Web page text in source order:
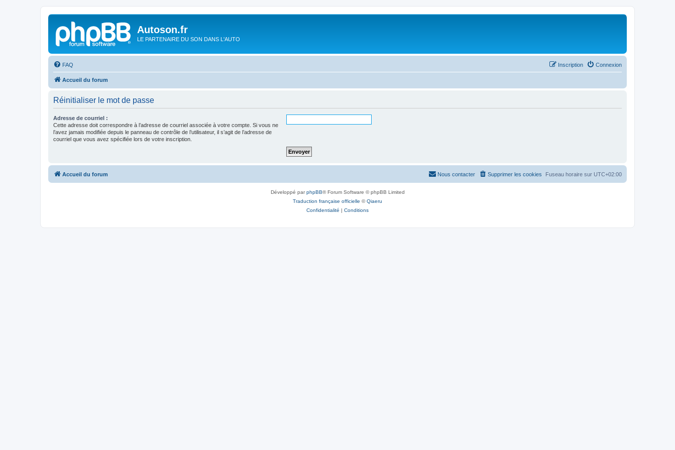
Autoson.fr
LE PARTENAIRE DU SON DANS L'AUTO
FAQ Connexion
Inscription
Accueil du forum
Réinitialiser le mot de passe
Adresse de courriel :
Cette adresse doit correspondre à l’adresse de courriel associée à votre compte. Si vous ne
l’avez jamais modifiée depuis le panneau de contrôle de l’utilisateur, il s’agit de l’adresse de
courriel que vous avez spécifiée lors de votre inscription.
Accueil du forum Fuseau horaire sur UTC+02:00
Supprimer les cookies
Nous contacter
Développé parphpBB® Forum Software © phpBB Limited
Traduction française officielle ©Qiaeru
Confidentialité | Conditions